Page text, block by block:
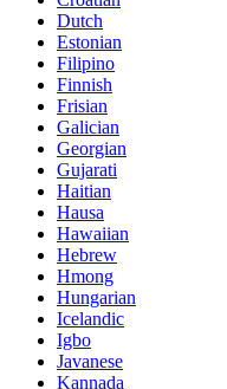
Dutch
Estonian
Filipino
Finnish
Frisian
Galician
Georgian
Gujarati
Haitian
Hausa
Hawaiian
Hebrew
Hmong
Hungarian
Icelandic
Igbo
Javanese
Kannada